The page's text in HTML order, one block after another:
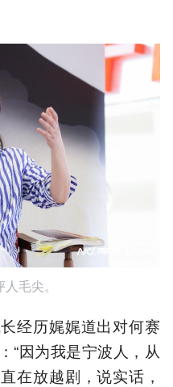
毛尖。
经历娓娓道出对何赛
“因为我是宁波人，从
在放越剧，说实话，